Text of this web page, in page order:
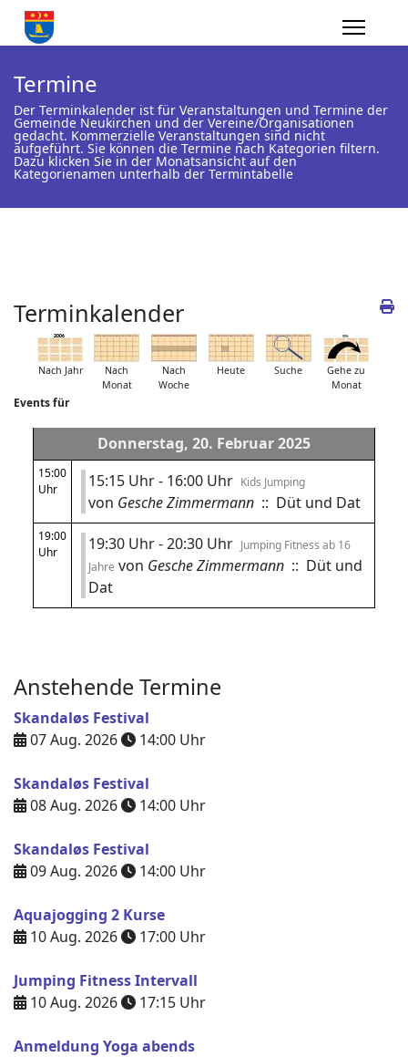
Termine
Der Terminkalender ist für Veranstaltungen und Termine der
Gemeinde Neukirchen und der Vereine/Organisationen
gedacht. Kommerzielle Veranstaltungen sind nicht
aufgeführt. Sie können die Termine nach Kategorien filtern.
Dazu klicken Sie in der Monatsansicht auf den
Kategorienamen unterhalb der Termintabelle
Terminkalender
Nach Jahr
Nach
Monat
Nach
Woche
Heute Suche
Gehe zu
Monat
Events für
Donnerstag, 20. Februar 2025
15:00
Uhr
15:15 Uhr - 16:00 Uhr Kids Jumping
von Gesche Zimmermann :: Düt und Dat
19:00
Uhr
19:30 Uhr - 20:30 Uhr Jumping Fitness ab 16
Jahre von Gesche Zimmermann :: Düt und
Dat
Anstehende Termine
Skandaløs Festival
07 Aug. 2026
14:00 Uhr
Skandaløs Festival
08 Aug. 2026
14:00 Uhr
Skandaløs Festival
09 Aug. 2026
14:00 Uhr
Aquajogging 2 Kurse
10 Aug. 2026
17:00 Uhr
Jumping Fitness Intervall
10 Aug. 2026
17:15 Uhr
Anmeldung Yoga abends